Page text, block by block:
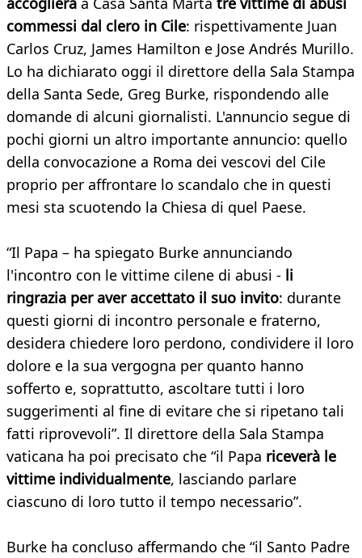
commessi dal clero in Cile: rispettivamente Juan
Carlos Cruz, James Hamilton e Jose Andrés Murillo.
Lo ha dichiarato oggi il direttore della Sala Stampa
della Santa Sede, Greg Burke, rispondendo alle
domande di alcuni giornalisti. L'annuncio segue di
pochi giorni un altro importante annuncio: quello
della convocazione a Roma dei vescovi del Cile
proprio per affrontare lo scandalo che in questi
mesi sta scuotendo la Chiesa di quel Paese.
“Il Papa – ha spiegato Burke annunciando
l'incontro con le vittime cilene di abusi - li
ringrazia per aver accettato il suo invito: durante
questi giorni di incontro personale e fraterno,
desidera chiedere loro perdono, condividere il loro
dolore e la sua vergogna per quanto hanno
sofferto e, soprattutto, ascoltare tutti i loro
suggerimenti al fine di evitare che si ripetano tali
fatti riprovevoli”. Il direttore della Sala Stampa
vaticana ha poi precisato che “il Papa riceverà le
vittime individualmente, lasciando parlare
ciascuno di loro tutto il tempo necessario”.
Burke ha concluso affermando che “il Santo Padre